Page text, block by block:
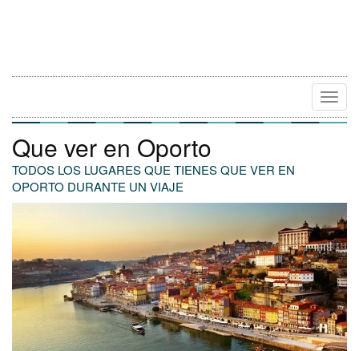
Que ver en Oporto
TODOS LOS LUGARES QUE TIENES QUE VER EN
OPORTO DURANTE UN VIAJE